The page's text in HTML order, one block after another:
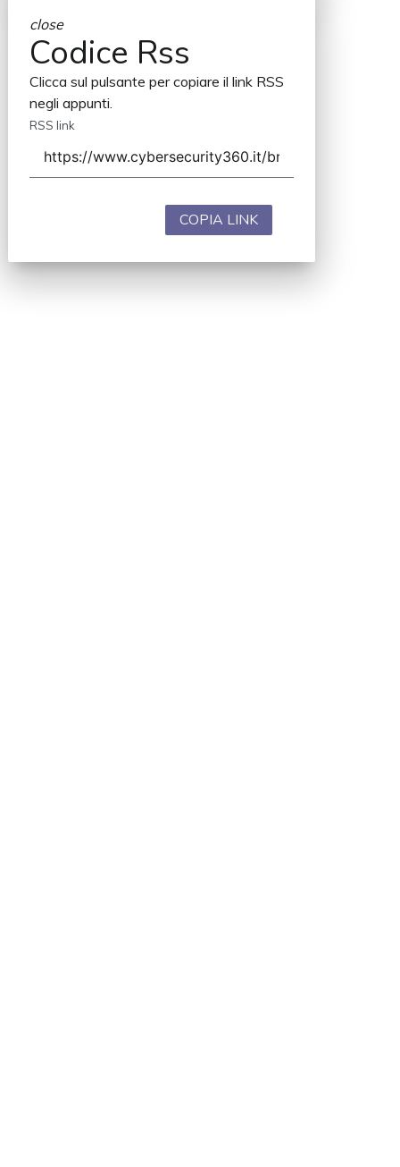
close
Codice Rss
Clicca sul pulsante per copiare il link RSS
negli appunti.
RSS link
COPIA LINK